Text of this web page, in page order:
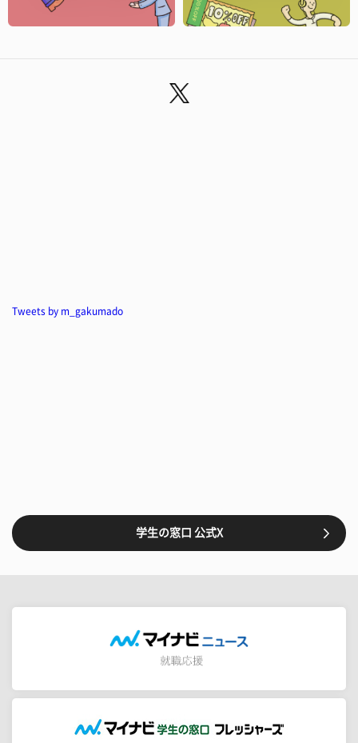
Tweets by m_gakumado
学生の窓口 公式X